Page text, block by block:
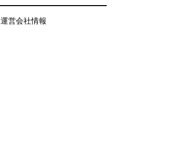
運営会社情報